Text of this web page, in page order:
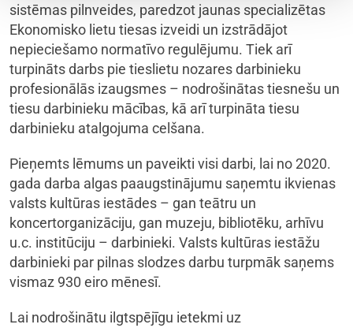
sistēmas pilnveides, paredzot jaunas specializētas
Ekonomisko lietu tiesas izveidi un izstrādājot
nepieciešamo normatīvo regulējumu. Tiek arī
turpināts darbs pie tieslietu nozares darbinieku
profesionālās izaugsmes – nodrošinātas tiesnešu un
tiesu darbinieku mācības, kā arī turpināta tiesu
darbinieku atalgojuma celšana.
Pieņemts lēmums un paveikti visi darbi, lai no 2020.
gada darba algas paaugstinājumu saņemtu ikvienas
valsts kultūras iestādes – gan teātru un
koncertorganizāciju, gan muzeju, bibliotēku, arhīvu
u.c. institūciju – darbinieki. Valsts kultūras iestāžu
darbinieki par pilnas slodzes darbu turpmāk saņems
vismaz 930 eiro mēnesī.
Lai nodrošinātu ilgtspējīgu ietekmi uz